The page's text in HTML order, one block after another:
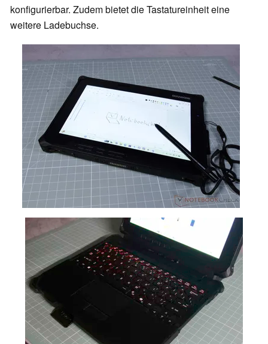
konfigurierbar. Zudem bietet die Tastatureinheit eine
weitere Ladebuchse.